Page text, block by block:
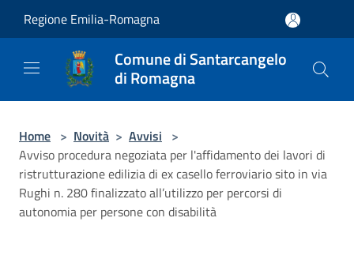
Regione Emilia-Romagna
Comune di Santarcangelo
di Romagna
Home > Novità > Avvisi >
Avviso procedura negoziata per l'affidamento dei lavori di
ristrutturazione edilizia di ex casello ferroviario sito in via
Rughi n. 280 finalizzato all’utilizzo per percorsi di
autonomia per persone con disabilità